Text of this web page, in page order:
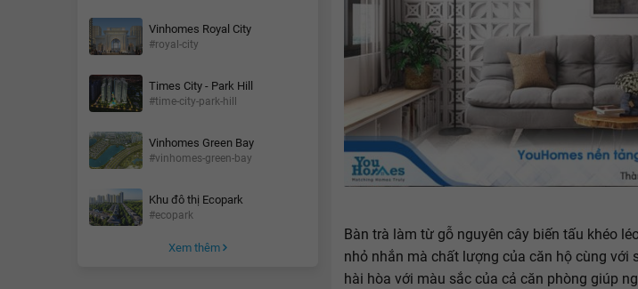
Vinhomes Royal City
#royal-city
Times City - Park Hill
#time-city-park-hill
Vinhomes Green Bay
#vinhomes-green-bay
Khu đô thị Ecopark
#ecopark
Xem thêm
Bàn trà làm từ gỗ nguyên cây biến tấu khéo
nhỏ nhắn mà chất lượng của căn hộ cùng với
hài hòa với màu sắc của cả căn phòng giúp